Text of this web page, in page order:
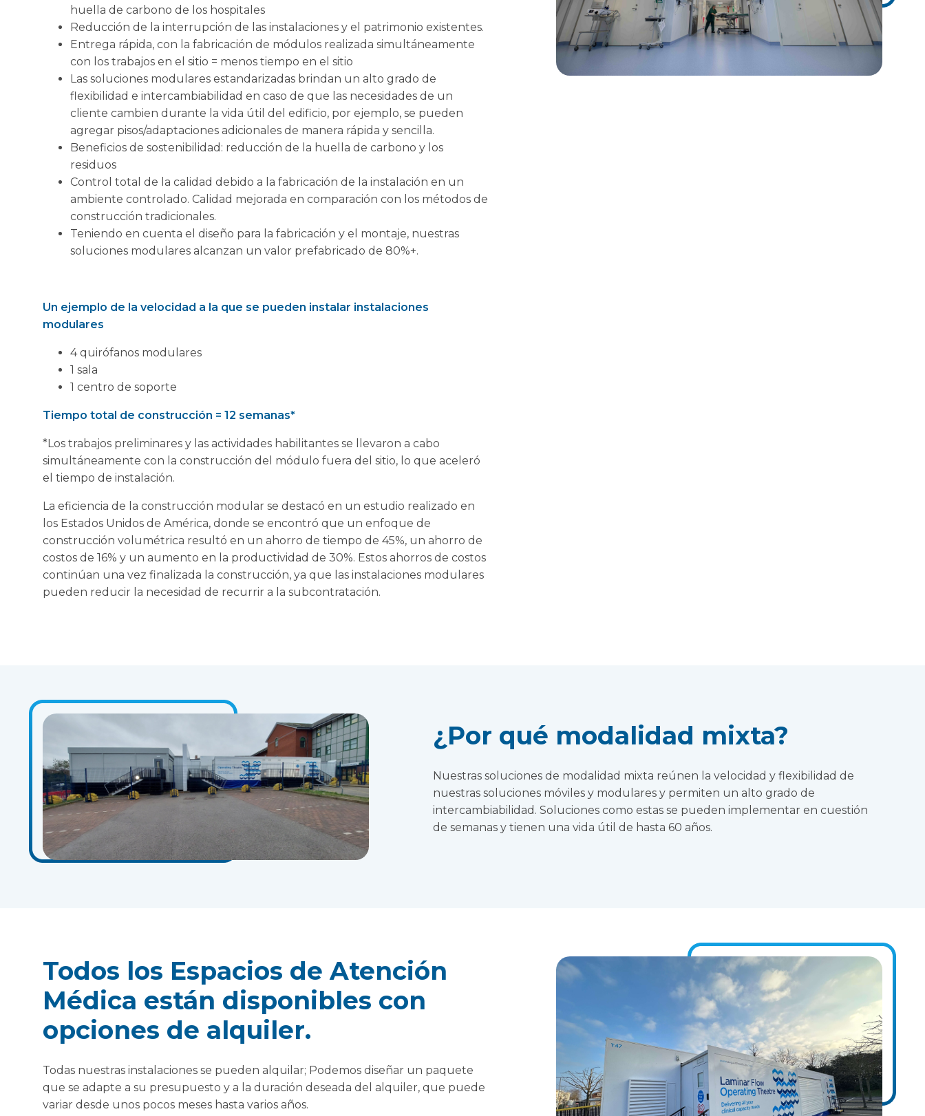
huella de carbono de los hospitales
Reducción de la interrupción de las instalaciones y el patrimonio existentes.
Entrega rápida, con la fabricación de módulos realizada simultáneamente
con los trabajos en el sitio = menos tiempo en el sitio
Las soluciones modulares estandarizadas brindan un alto grado de
flexibilidad e intercambiabilidad en caso de que las necesidades de un
cliente cambien durante la vida útil del edificio, por ejemplo, se pueden
agregar pisos/adaptaciones adicionales de manera rápida y sencilla.
Beneficios de sostenibilidad: reducción de la huella de carbono y los
residuos
Control total de la calidad debido a la fabricación de la instalación en un
ambiente controlado. Calidad mejorada en comparación con los métodos de
construcción tradicionales.
Teniendo en cuenta el diseño para la fabricación y el montaje, nuestras
soluciones modulares alcanzan un valor prefabricado de 80%+.
Un ejemplo de la velocidad a la que se pueden instalar instalaciones
modulares
4 quirófanos modulares
1 sala
1 centro de soporte
Tiempo total de construcción = 12 semanas*
*Los trabajos preliminares y las actividades habilitantes se llevaron a cabo
simultáneamente con la construcción del módulo fuera del sitio, lo que aceleró
el tiempo de instalación.
La eficiencia de la construcción modular se destacó en un estudio realizado en
los Estados Unidos de América, donde se encontró que un enfoque de
construcción volumétrica resultó en un ahorro de tiempo de 45%, un ahorro de
costos de 16% y un aumento en la productividad de 30%. Estos ahorros de costos
continúan una vez finalizada la construcción, ya que las instalaciones modulares
pueden reducir la necesidad de recurrir a la subcontratación.
¿Por qué modalidad mixta?
Nuestras soluciones de modalidad mixta reúnen la velocidad y flexibilidad de
nuestras soluciones móviles y modulares y permiten un alto grado de
intercambiabilidad. Soluciones como estas se pueden implementar en cuestión
de semanas y tienen una vida útil de hasta 60 años.
Todos los Espacios de Atención
Médica están disponibles con
opciones de alquiler.
Todas nuestras instalaciones se pueden alquilar; Podemos diseñar un paquete
que se adapte a su presupuesto y a la duración deseada del alquiler, que puede
variar desde unos pocos meses hasta varios años.